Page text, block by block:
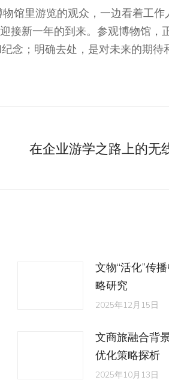
里游览的观众，一边看着工作
接新一年的到来。参观博物馆，
念；明确去处，是对未来的期待
未在企业游学之路上的无
文物“活化”传
略研究
2025年12月15日
文商旅融合背
优化策略探析
2025年10月13日